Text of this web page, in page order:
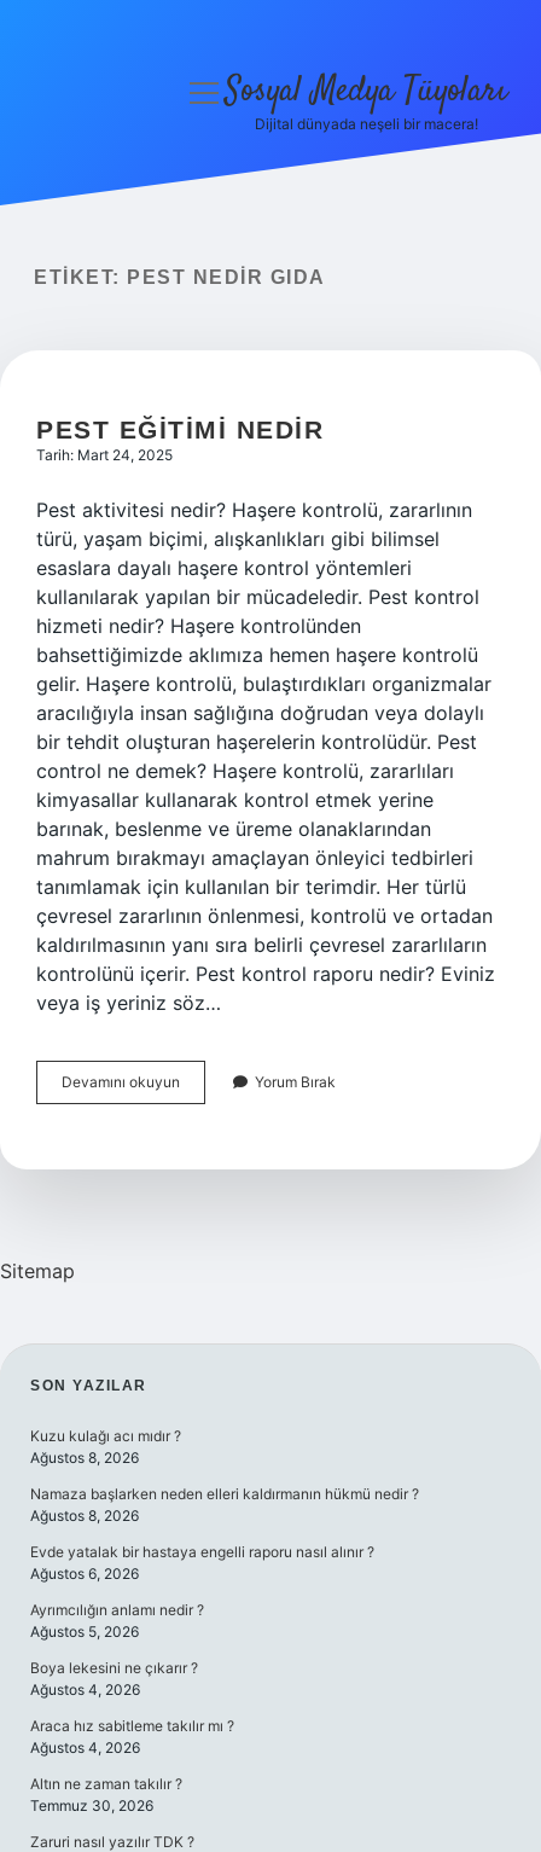
Yasal Uyarı
menüyüSosyal Medya Tüyoları
Dijital dünyada neşeli bir macera!
ETIKET: PEST NEDIR GIDA
PEST EĞITIMI NEDIR
Tarih: Mart 24, 2025
Pest aktivitesi nedir? Haşere kontrolü, zararlının
türü, yaşam biçimi, alışkanlıkları gibi bilimsel
esaslara dayalı haşere kontrol yöntemleri
kullanılarak yapılan bir mücadeledir. Pest kontrol
hizmeti nedir? Haşere kontrolünden
bahsettiğimizde aklımıza hemen haşere kontrolü
gelir. Haşere kontrolü, bulaştırdıkları organizmalar
aracılığıyla insan sağlığına doğrudan veya dolaylı
bir tehdit oluşturan haşerelerin kontrolüdür. Pest
control ne demek? Haşere kontrolü, zararlıları
kimyasallar kullanarak kontrol etmek yerine
barınak, beslenme ve üreme olanaklarından
mahrum bırakmayı amaçlayan önleyici tedbirleri
tanımlamak için kullanılan bir terimdir. Her türlü
çevresel zararlının önlenmesi, kontrolü ve ortadan
kaldırılmasının yanı sıra belirli çevresel zararlıların
kontrolünü içerir. Pest kontrol raporu nedir? Eviniz
veya iş yeriniz söz…
Devamını okuyun
Eğitimi
Yorum Bırak
Sitemap
SIDEBAR
SON YAZILAR
Kuzu kulağı acı mıdır ?
Ağustos 8, 2026
Namaza başlarken neden elleri kaldırmanın hükmü nedir ?
Ağustos 8, 2026
Evde yatalak bir hastaya engelli raporu nasıl alınır ?
Ağustos 6, 2026
Ayrımcılığın anlamı nedir ?
Ağustos 5, 2026
Boya lekesini ne çıkarır ?
Ağustos 4, 2026
Araca hız sabitleme takılır mı ?
Ağustos 4, 2026
Altın ne zaman takılır ?
Temmuz 30, 2026
Zaruri nasıl yazılır TDK ?